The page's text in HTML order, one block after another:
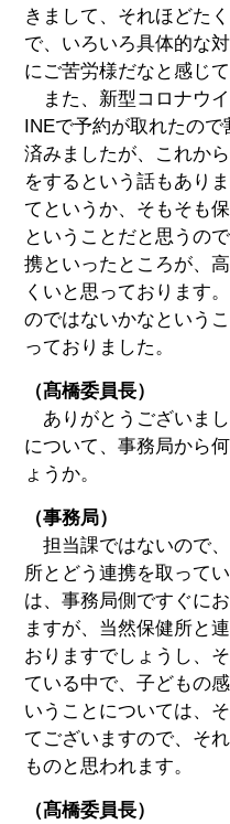
きまして、それほどた
で、いろいろ具体的な
にご苦労様だなと感じて
また、新型コロナウ
INEで予約が取れたの
済みましたが、これか
をするという話もあり
てというか、そもそも
ということだと思うの
携といったところが、
くいと思っております
のではないかなという
っておりました。
（髙橋委員長）
ありがとうございま
について、事務局から
ょうか。
（事務局）
担当課ではないので
所とどう連携を取って
は、事務局側ですぐに
ますが、当然保健所と
おりますでしょうし、
ている中で、子どもの
いうことについては、
てございますので、そ
ものと思われます。
（髙橋委員長）